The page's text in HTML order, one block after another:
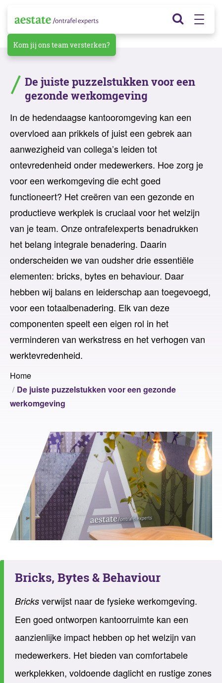
Kom jij ons team versterken?
De juiste puzzelstukken voor een
gezonde werkomgeving
In de hedendaagse kantooromgeving kan een
overvloed aan prikkels of juist een gebrek aan
aanwezigheid van collega’s leiden tot
ontevredenheid onder medewerkers. Hoe zorg je
voor een werkomgeving die echt goed
functioneert? Het creëren van een gezonde en
productieve werkplek is cruciaal voor het welzijn
van je team. Onze ontrafelexperts benadrukken
het belang integrale benadering. Daarin
onderscheiden we van oudsher drie essentiële
elementen: bricks, bytes en behaviour. Daar
hebben wij balans en leiderschap aan toegevoegd,
voor een totaalbenadering. Elk van deze
componenten speelt een eigen rol in het
verminderen van werkstress en het verhogen van
werktevredenheid.
Home
De juiste puzzelstukken voor een gezonde
werkomgeving
Bricks, Bytes & Behaviour
Bricks verwijst naar de fysieke werkomgeving.
Een goed ontworpen kantoorruimte kan een
aanzienlijke impact hebben op het welzijn van
medewerkers. Het bieden van comfortabele
werkplekken, voldoende daglicht en rustige zones